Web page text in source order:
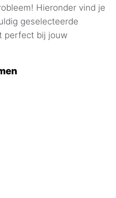
Hieronder vind je
geselecteerde
perfect bij jouw